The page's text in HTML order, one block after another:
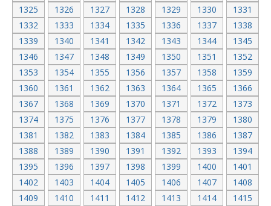
1325
1326 1327 1328 1329 1330
1331
1332
1333 1334 1335 1336 1337
1338
1339
1340 1341 1342 1343 1344
1345
1346
1347 1348 1349 1350 1351
1352
1353
1354 1355 1356 1357 1358
1359
1360
1361 1362 1363 1364 1365
1366
1367
1368 1369 1370 1371 1372
1373
1374
1375 1376 1377 1378 1379
1380
1381
1382 1383 1384 1385 1386
1387
1388
1389 1390 1391 1392 1393
1394
1395
1396 1397 1398 1399 1400
1401
1402
1403 1404 1405 1406 1407
1408
1409
1410 1411 1412 1413 1414 1415